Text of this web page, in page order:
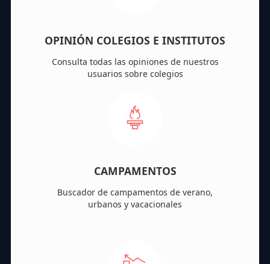
OPINIÓN COLEGIOS E INSTITUTOS
Consulta todas las opiniones de nuestros
usuarios sobre colegios
CAMPAMENTOS
Buscador de campamentos de verano,
urbanos y vacacionales